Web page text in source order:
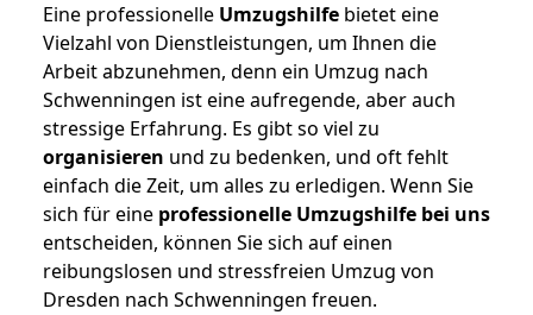
Eine professionelle Umzugshilfe bietet eine
Vielzahl von Dienstleistungen, um Ihnen die
Arbeit abzunehmen, denn ein Umzug nach
Schwenningen ist eine aufregende, aber auch
stressige Erfahrung. Es gibt so viel zu
organisieren und zu bedenken, und oft fehlt
einfach die Zeit, um alles zu erledigen. Wenn Sie
sich für eine professionelle Umzugshilfe bei uns
entscheiden, können Sie sich auf einen
reibungslosen und stressfreien Umzug von
Dresden nach Schwenningen freuen.